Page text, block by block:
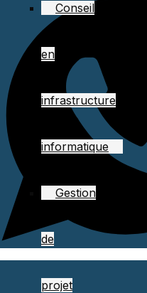
Conseil
en
infrastructure
informatique
Gestion
de
projet